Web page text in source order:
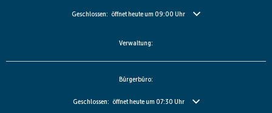
Klicken, um weitere Öffnungs- oder Schließzeiten auszublenden
Geschlossen: öffnet heute um 09:00 Uhr
Verwaltung:
Bürgerbüro:
Klicken, um weitere Öffnungs- oder Schließzeiten auszublenden
Geschlossen: öffnet heute um 07:30 Uhr